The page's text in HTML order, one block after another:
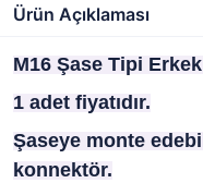
Ürün Açıklaması
M16 Şase Tipi
1 adet fiyatıdır.
Şaseye monte
konnektör.